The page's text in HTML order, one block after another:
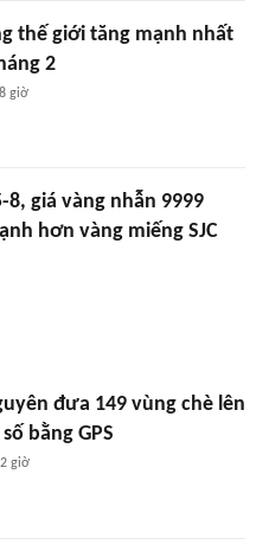
thế giới tăng mạnh nhất
2
8 giờ
8, giá vàng nhẫn 9999
hơn vàng miếng SJC
đưa 149 vùng chè lên
bằng GPS
2 giờ